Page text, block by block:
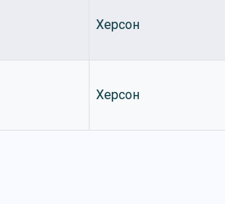
Херсон
Херсон